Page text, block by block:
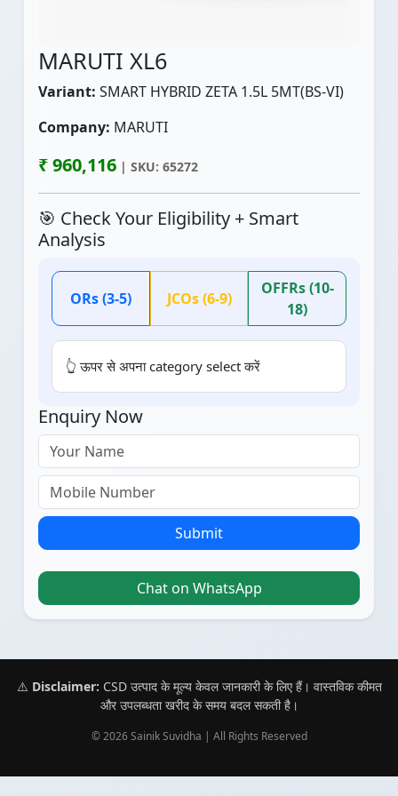
MARUTI XL6
Variant: SMART HYBRID ZETA 1.5L 5MT(BS-VI)
Company: MARUTI
₹ 960,116 | SKU: 65272
🎯 Check Your Eligibility + Smart
Analysis
ORs (3-5) JCOs (6-9)
OFFRs (10-
18)
👆 ऊपर से अपना category select करें
Enquiry Now
Submit
Chat on WhatsApp
⚠️ Disclaimer: CSD उत्पाद के मूल्य केवल जानकारी के लिए हैं। वास्तविक कीमत
और उपलब्धता खरीद के समय बदल सकती है।
© 2026 Sainik Suvidha | All Rights Reserved